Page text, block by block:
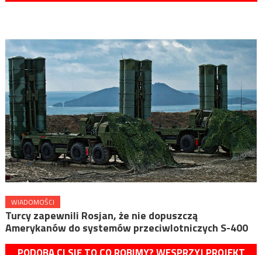
WIADOMOŚCI
Turcy zapewnili Rosjan, że nie dopuszczą
Amerykanów do systemów przeciwlotniczych S-400